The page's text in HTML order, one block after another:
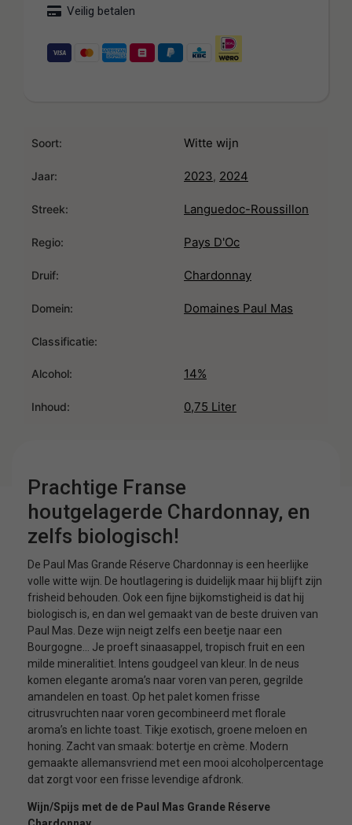
Veilig betalen
Soort: Witte wijn
Jaar: 2023, 2024
Streek: Languedoc-Roussillon
Regio: Pays D'Oc
Druif: Chardonnay
Domein: Domaines Paul Mas
Classificatie:
Alcohol: 14%
Inhoud: 0,75 Liter
Prachtige Franse
houtgelagerde Chardonnay, en
zelfs biologisch!
De Paul Mas Grande Réserve Chardonnay is een heerlijke
volle witte wijn. De houtlagering is duidelijk maar hij blijft zijn
frisheid behouden. Ook een fijne bijkomstigheid is dat hij
biologisch is, en dan wel gemaakt van de beste druiven van
Paul Mas. Deze wijn neigt zelfs een beetje naar een
Bourgogne… Je proeft sinaasappel, tropisch fruit en een
milde mineralitiet. Intens goudgeel van kleur. In de neus
komen elegante aroma’s naar voren van peren, gegrilde
amandelen en toast. Op het palet komen frisse
citrusvruchten naar voren gecombineerd met florale
aroma’s en lichte toast. Tikje exotisch, groene meloen en
honing. Zacht van smaak: botertje en crème. Modern
gemaakte allemansvriend met een mooi alcoholpercentage
dat zorgt voor een frisse levendige afdronk.
Wijn/Spijs met de de Paul Mas Grande Réserve